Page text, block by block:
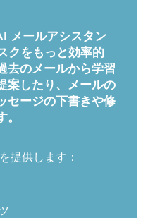
メールアシスタン
クをもっと効率的
去のメールから学習
案したり、メールの
セージの下書きや修
提供します：